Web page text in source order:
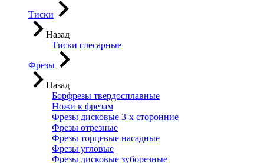
Тиски
Назад
Тиски слесарные
Фрезы
Назад
Борфрезы твердосплавные
Ножи к фрезам
Фрезы дисковые 3-х сторонние
Фрезы отрезные
Фрезы торцевые насадные
Фрезы угловые
Фрезы дисковые зуборезные